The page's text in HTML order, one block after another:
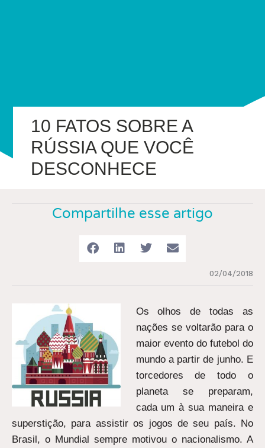
10 FATOS SOBRE A
RÚSSIA QUE VOCÊ
DESCONHECE
Compartilhe esse artigo
02/04/2018
Os olhos de todas as
nações se voltarão para o
maior evento do futebol do
mundo a partir de junho. E
torcedores de todo o
planeta se preparam,
cada um à sua maneira e
superstição, para assistir os jogos de seu país. No
Brasil, o Mundial sempre motivou o nacionalismo. A